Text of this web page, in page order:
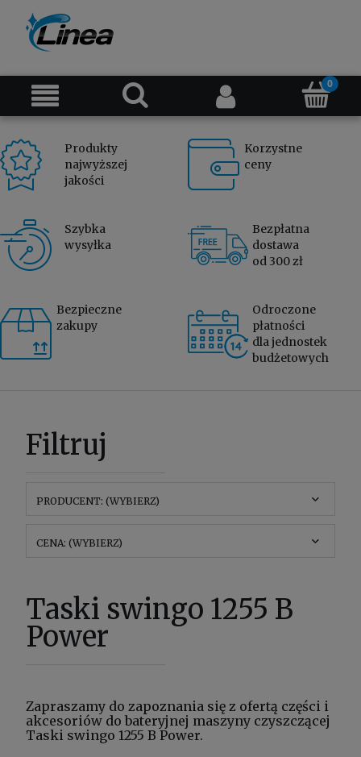
Produkty
najwyższej
jakości
Korzystne
ceny
Szybka
wysyłka
Bezpłatna
dostawa
od 300 zł
Bezpieczne
zakupy
Odroczone
płatności
dla jednostek
budżetowych
Filtruj
PRODUCENT: (WYBIERZ)
CENA: (WYBIERZ)
Taski swingo 1255 B
Power
Zapraszamy do zapoznania się z ofertą części i
akcesoriów do bateryjnej maszyny czyszczącej
Taski swingo 1255 B Power.